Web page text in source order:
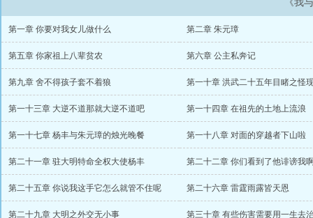
《我
第一章 你要对我女儿做什么 第二章 朱元璋
第五章 你家祖上八辈贫农 第六章 公主私奔记
第九章 舍不得孩子套不着狼 第一十章 洪武二十五年目睹之怪
第一十三章 大逆不道那就大逆不道吧 第一十四章 在祖先的土地上流浪
第一十七章 杨丰与朱元璋的烛光晚餐 第一十八章 对面的穿越者下山啦
第二十一章 驻大明特命全权大使杨丰 第二十二章 你们看到了他诽谤我
第二十五章 你说我这手它怎么就管不住呢 第二十六章 雷霆雨露皆天恩
第二十九章 大明之外交无小事 第三十章 有些伤害需要用一生去